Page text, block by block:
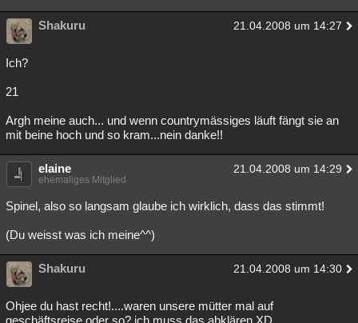
Shakuru 21.04.2008 um 14:27
Ich?
21
Argh meine auch... und wenn countrymässiges läuft fängt sie an
mit beine hoch und so kram...nein danke!!
elaine 21.04.2008 um 14:29
ehemaliges Mitglied
Spinel, also so langsam glaube ich wirklich, dass das stimmt!
(Du weisst was ich meine^^)
Shakuru 21.04.2008 um 14:30
Ohjee du hast recht!....waren unsere mütter mal auf
geschäftsreise oder so? ich muss das abklären XD